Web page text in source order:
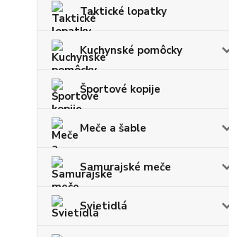
Taktické lopatky
Kuchynské pomôcky
Športové kopije
Meče a šable
Samurajské meče
Svietidlá